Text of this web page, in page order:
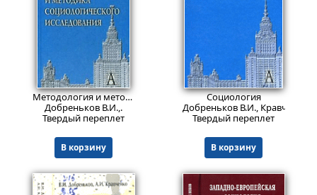
Пред.заказ!
Методология и методика социологического исследования
Добреньков В.И.,.
Твердый переплет
В корзину
Пред.заказ!
Социология
Добреньков В.И., Кравченко
Твердый переплет
В корзину